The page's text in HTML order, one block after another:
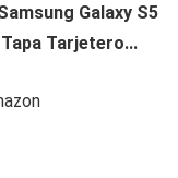
Galaxy S5
Tarjetero...